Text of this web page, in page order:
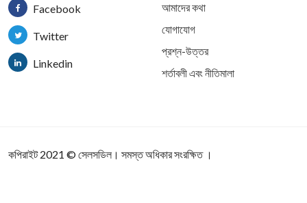
Facebook
Twitter
Linkedin
আমাদের কথা
যোগাযোগ
প্রশ্ন-উত্তর
শর্তাবলী এবং নীতিমালা
কপিরাইট 2021 © সেলসডিল । সমস্ত অধিকার সংরক্ষিত ।